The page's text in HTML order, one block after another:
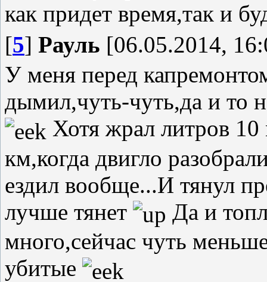
как придет время,так и
[5] Рауль [06.05.2014,
У меня перед
дымил,чуть-чуть,да и
Хотя жрал литров
км,когда двигло
ездил вообще...И тянул
лучше тянет
Да и
много,сейчас чуть
убитые